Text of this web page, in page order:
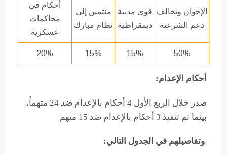
الإخوان وتحالف
دعم الشرعية
قوى مدنية
ديمقراطية
منتمين إلى
نظام مبارك
أحكام في
محاكمات
عسكرية
50%
15%
15%
20%
أحكام الإعدام:
صدر خلال الربع الأول 4 أحكام بالإعدام ضد 24 متهماً،
بينما تم تنفيذ 3 أحكام بالإعدام ضد 15 متهم
وتفاصيلهم في الجدول التالي: